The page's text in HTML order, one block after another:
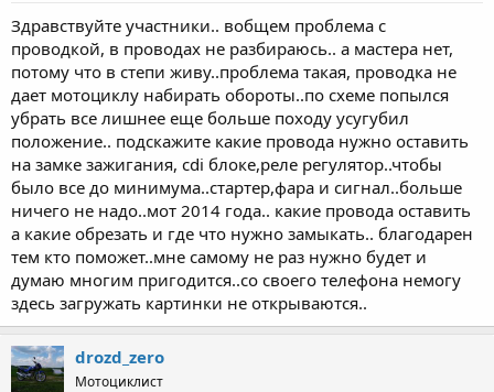
Здравствуйте участники.. вобщем проблема с
проводкой, в проводах не разбираюсь.. а мастера нет,
потому что в степи живу..проблема такая, проводка не
дает мотоциклу набирать обороты..по схеме попылся
убрать все лишнее еще больше походу усугубил
положение.. подскажите какие провода нужно оставить
на замке зажигания, cdi блоке,реле регулятор..чтобы
было все до минимума..стартер,фара и сигнал..больше
ничего не надо..мот 2014 года.. какие провода оставить
а какие обрезать и где что нужно замыкать.. благодарен
тем кто поможет..мне самому не раз нужно будет и
думаю многим пригодится..со своего телефона немогу
здесь загружать картинки не открываются..
drozd_zero
Мотоциклист